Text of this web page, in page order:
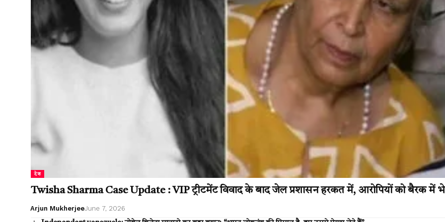
देश
Twisha Sharma Case Update : VIP ट्रीटमेंट विवाद के बाद जेल प्रशासन हरकत में, आरोपियों को बैरक में
Arjun MukherjeeJune 7, 2026